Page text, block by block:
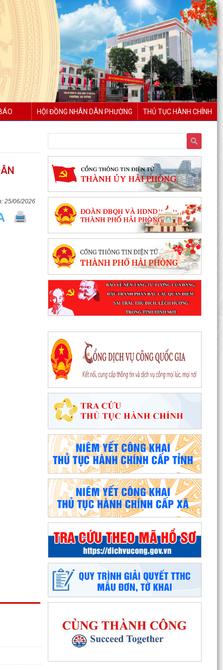
HỘI ĐỒNG NHÂN DÂN PHƯỜNG THỦ TỤC HÀNH CHÍNH
25/06/2026
Phường An Dương tổ chức bồi dưỡng, tập huấn
lý luận chính trị hè năm 2026 cho đội ngũ cán bộ
PHƯỜNG AN DƯƠNG TRIỂN KHAI QUYẾT LIỆT
CHIẾN DỊCH 90 NGÀY LÀM SẠCH, LÀM GIÀU,
CHUẨN HÓA DỮ LIỆU...
PHƯỜNG AN DƯƠNG KHÁNH THÀNH NHÀ ĐẠI
ĐOÀN KẾT TẠI TỔ DÂN PHỐ NAM HÀ
ỦY BAN MTTQ VIỆT NAM PHƯỜNG AN DƯƠNG